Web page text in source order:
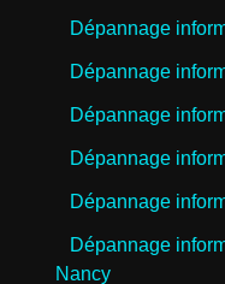
Dépannage
Dépannage
Dépannage
Dépannage
Dépannage
Dépannage
Nancy